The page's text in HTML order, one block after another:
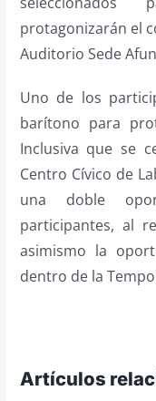
protagonizarán el
Auditorio Sede
Uno de los
barítono para
Inclusiva que se
Centro Cívico de
una doble
participantes, al
asimismo la
dentro de la
Artículos